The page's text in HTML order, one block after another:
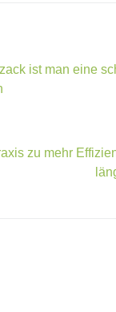
ist man eine
zu mehr